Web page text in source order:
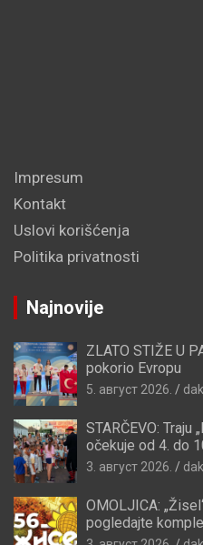
Impresum
Kontakt
Uslovi korišćenja
Politika privatnosti
Najnovije
ZLATO STIŽE U
pokorio Evropu
5. август 2026.
STARČEVO: Traju
očekuje od 4. do
3. август 2026.
OMOLJICA:
pogledajte